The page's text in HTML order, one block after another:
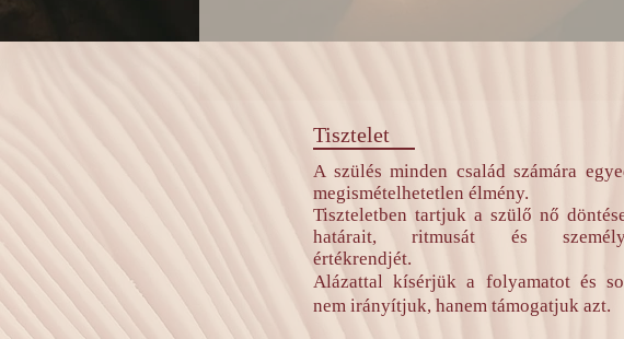
Tisztelet
A szülés minden család számára
megismételhetetlen élmény.
Tiszteletben tartjuk a szülő nő
határait, ritmusát és
értékrendjét.
Alázattal kísérjük a folyamatot és
nem irányítjuk, hanem támogatjuk azt.